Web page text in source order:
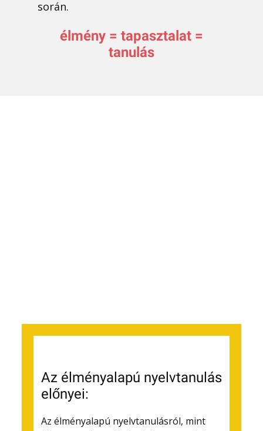
során.
élmény = tapasztalat =
tanulás
Az élményalapú nyelvtanulás
előnyei:
Az élményalapú nyelvtanulásról, mint